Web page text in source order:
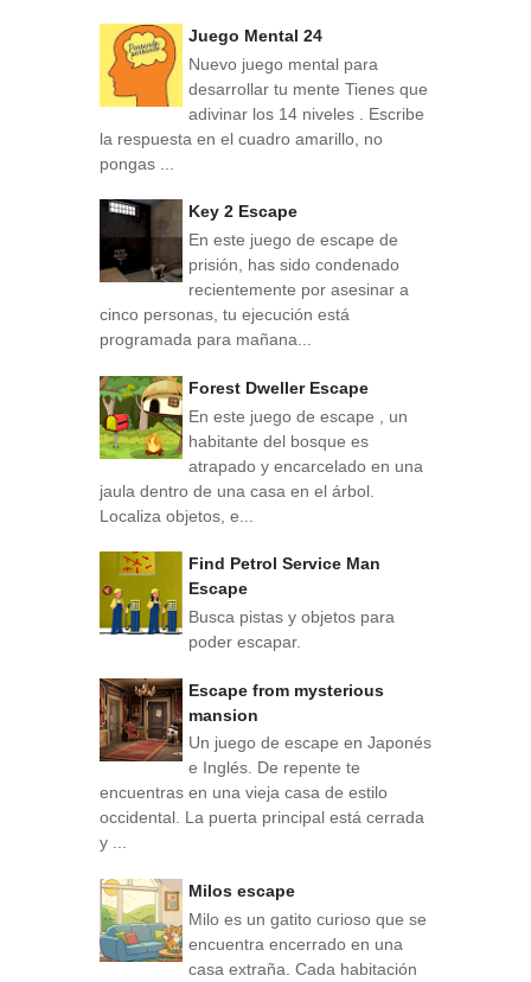
Juego Mental 24
Nuevo juego mental para
desarrollar tu mente Tienes que
adivinar los 14 niveles . Escribe
la respuesta en el cuadro amarillo, no
pongas ...
Key 2 Escape
En este juego de escape de
prisión, has sido condenado
recientemente por asesinar a
cinco personas, tu ejecución está
programada para mañana...
Forest Dweller Escape
En este juego de escape , un
habitante del bosque es
atrapado y encarcelado en una
jaula dentro de una casa en el árbol.
Localiza objetos, e...
Find Petrol Service Man
Escape
Busca pistas y objetos para
poder escapar.
Escape from mysterious
mansion
Un juego de escape en Japonés
e Inglés. De repente te
encuentras en una vieja casa de estilo
occidental. La puerta principal está cerrada
y ...
Milos escape
Milo es un gatito curioso que se
encuentra encerrado en una
casa extraña. Cada habitación